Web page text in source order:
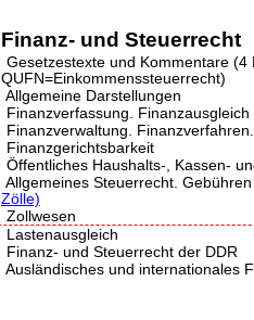
Finanz- und Steuerrecht
Gesetzestexte und Kommentare (4
QUFN=Einkommenssteuerrecht)
Allgemeine Darstellungen
Finanzverfassung. Finanzausgleich
Finanzverwaltung.
Finanzgerichtsbarkeit
Öffentliches Haushalts-, Kassen-
Allgemeines Steuerrecht.
Zölle)
Zollwesen
Lastenausgleich
Finanz- und Steuerrecht der DDR
Ausländisches und internationales